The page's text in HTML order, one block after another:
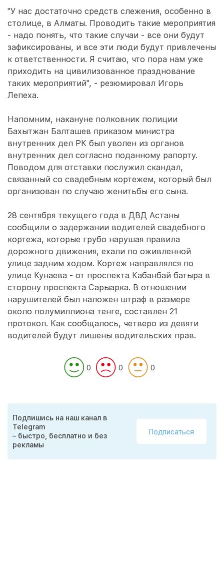
"У нас достаточно средств слежения, особенно в
столице, в Алматы. Проводить такие мероприятия
- надо понять, что такие случаи - все они будут
зафиксированы, и все эти люди будут привлечены
к ответственности. Я считаю, что пора нам уже
приходить на цивилизованное празднование
таких мероприятий", - резюмировал Игорь
Лепеха.
Напомним, накануне полковник полиции
Бахытжан Балташев приказом министра
внутренних дел РК был уволен из органов
внутренних дел согласно поданному рапорту.
Поводом для отставки послужил скандал,
связанный со свадебным кортежем, который был
организован по случаю женитьбы его сына.
28 сентября текущего года в ДВД Астаны
сообщили о задержании водителей свадебного
кортежа, которые грубо нарушая правила
дорожного движения, ехали по оживленной
улице задним ходом. Кортеж направлялся по
улице Кунаева - от проспекта Кабанбай батыра в
сторону проспекта Сарыарка. В отношении
нарушителей был наложен штраф в размере
около полумиллиона тенге, составлен 21
протокол. Как сообщалось, четверо из девяти
водителей будут лишены водительских прав.
0 0 0
Подпишись на наш канал в
Telegram
– быстро, бесплатно и без
рекламы
Подписаться